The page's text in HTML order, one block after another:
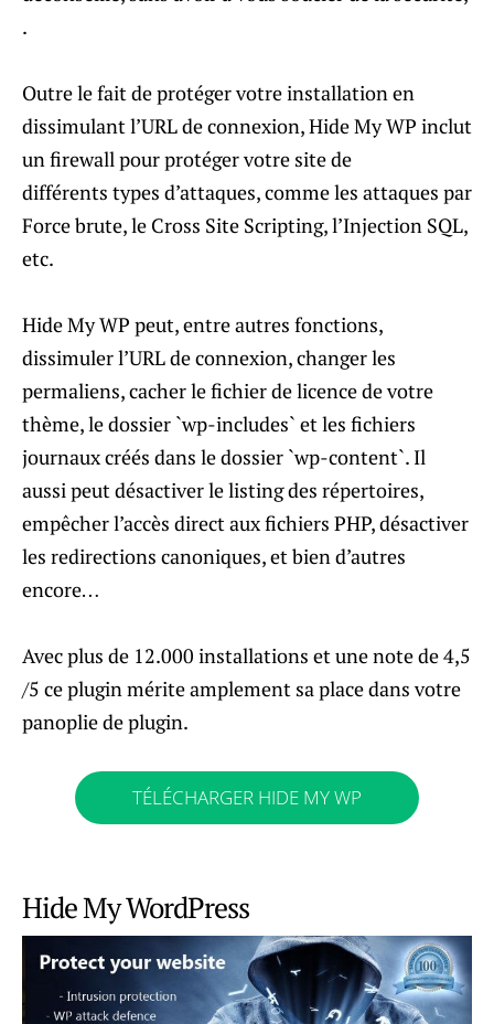
.
Outre le fait de protéger votre installation en
dissimulant l’URL de connexion, Hide My WP inclut
un firewall pour protéger votre site de
différents types d’attaques, comme les attaques par
Force brute, le Cross Site Scripting, l’Injection SQL,
etc.
Hide My WP peut, entre autres fonctions,
dissimuler l’URL de connexion, changer les
permaliens, cacher le fichier de licence de votre
thème, le dossier `wp-includes` et les fichiers
journaux créés dans le dossier `wp-content`. Il
aussi peut désactiver le listing des répertoires,
empêcher l’accès direct aux fichiers PHP, désactiver
les redirections canoniques, et bien d’autres
encore…
Avec plus de 12.000 installations et une note de 4,5
/5 ce plugin mérite amplement sa place dans votre
panoplie de plugin.
TÉLÉCHARGER HIDE MY WP
Hide My WordPress